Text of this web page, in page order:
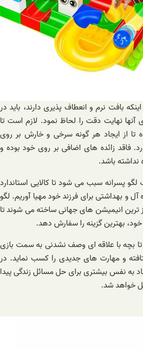
بافت نرم و انعطاف پذیری دارند، باید در
آنها نهایت دقت را لحاظ نمود. لازم است تا
تا از ایجاد هر گونه سرخی و خارش بر روی
فاقد زائده های اضافی بر روی خود بوده و
باشد.
لگو پسرانه سبب می شود تا کالایی استاندارد
آل و بهداشتی برای فرزند خود مهیا آوریم. لگو
ترین انیمیشن های جهانی ساخته می شوند تا
بهترین گزینه را سفارش دهد.
بچه با علاقه ای وصف نشدنی به سمت بازی
و مهارت های جدیدی را کسب نماید. در
به نفس بیشتری برای حل مسائل زندگی پیدا
خواهد شد.